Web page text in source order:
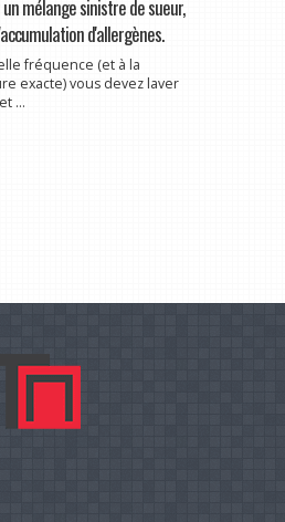
mélange sinistre de sueur,
d'allergènes.
fréquence (et à la
exacte) vous devez laver
...